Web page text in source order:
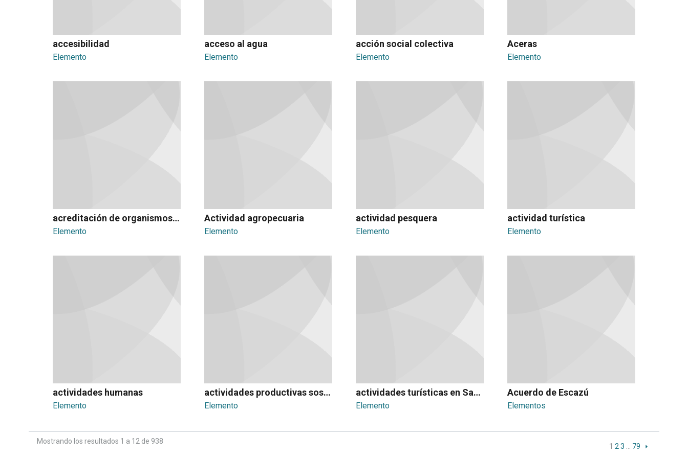
accesibilidad
Elemento
acceso al agua
Elemento
acción social colectiva
Elemento
Aceras
Elemento
acreditación de organismos evaluadores de conformidad
Elemento
Actividad agropecuaria
Elemento
actividad pesquera
Elemento
actividad turística
Elemento
actividades humanas
Elemento
actividades productivas sostenibles
Elemento
actividades turísticas en San José centro
Elemento
Acuerdo de Escazú
Elementos
Mostrando los resultados 1 a 12 de 938
1 2 3 79